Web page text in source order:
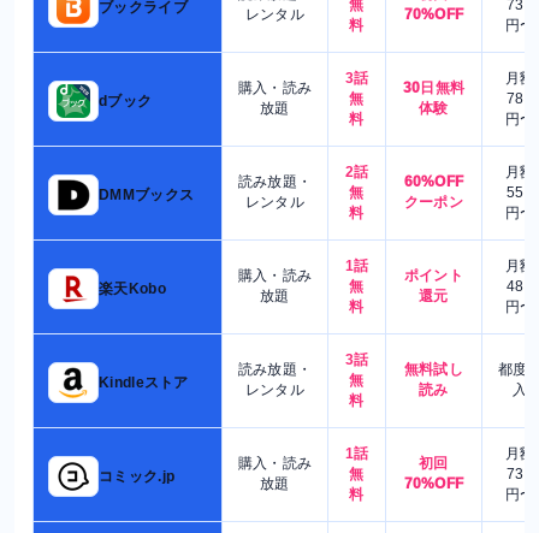
ブックライブ
レンタル
無
料
70%OFF
730
円〜
dブック
購入・読み
放題
3話
無
料
30日無料
体験
月額
780
円〜
DMMブックス
読み放題・
レンタル
2話
無
料
60%OFF
クーポン
月額
550
円〜
楽天Kobo
購入・読み
放題
1話
無
料
ポイント
還元
月額
480
円〜
Kindleストア
読み放題・
レンタル
3話
無
料
無料試し
読み
都度
入
コミック.jp
購入・読み
放題
1話
無
料
初回
70%OFF
月額
730
円〜